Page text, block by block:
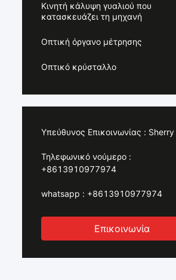
Κινητή κάλυψη γυαλιού που
κατασκευάζει τη μηχανή
Οπτική όργανο μέτρησης
Οπτικό κρύσταλλο
Υπεύθυνος Επικοινωνίας : Sherry
Τηλεφωνικό νούμερο :
+8613910977974
whatsapp : +8613910977974
Επικοινωνία